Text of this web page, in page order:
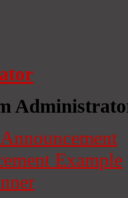
Example